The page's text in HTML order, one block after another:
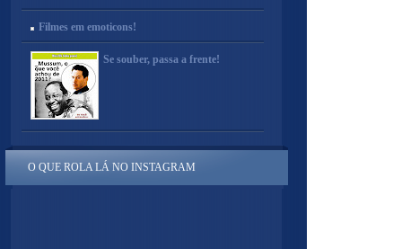
Filmes em emoticons!
Se souber, passa a frente!
O QUE ROLA LÁ NO INSTAGRAM